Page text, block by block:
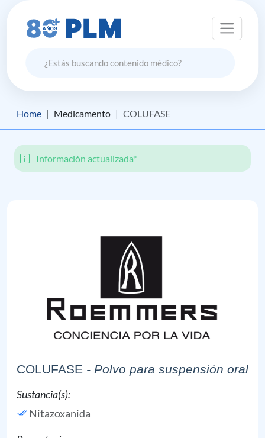
Home Medicamento COLUFASE
Información actualizada*
COLUFASE - Polvo para suspensión oral
Sustancia(s):
Nitazoxanida